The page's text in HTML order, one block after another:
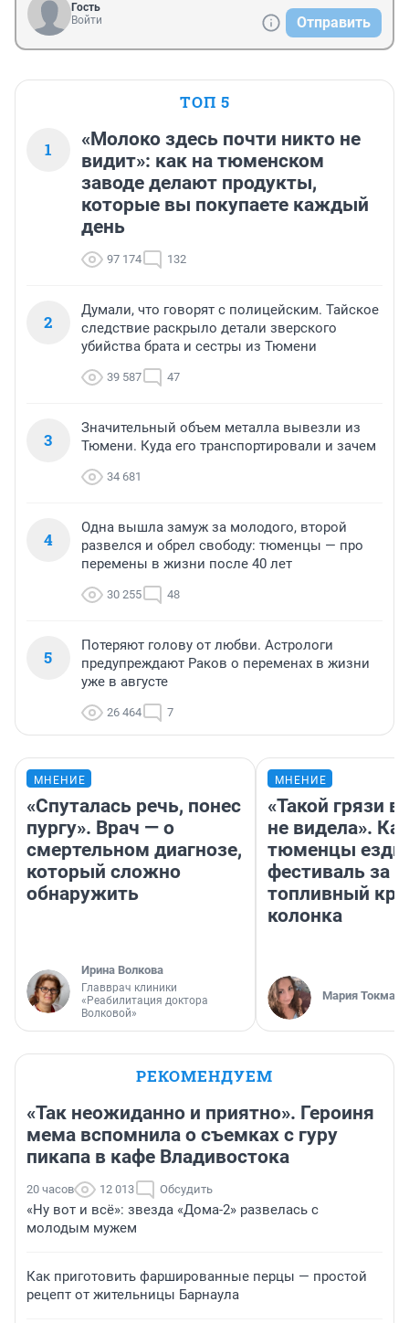
Гость
Войти
Отправить
ТОП 5
1
«Молоко здесь почти никто не
видит»: как на тюменском
заводе делают продукты,
которые вы покупаете каждый
день
97 174 132
2
Думали, что говорят с полицейским. Тайское
следствие раскрыло детали зверского
убийства брата и сестры из Тюмени
39 587 47
3
Значительный объем металла вывезли из
Тюмени. Куда его транспортировали и зачем
34 681
4
Одна вышла замуж за молодого, второй
развелся и обрел свободу: тюменцы — про
перемены в жизни после 40 лет
30 255 48
5
Потеряют голову от любви. Астрологи
предупреждают Раков о переменах в жизни
уже в августе
26 464 7
МНЕНИЕ
«Спуталась речь, понес
пургу». Врач — о
смертельном диагнозе,
который сложно
обнаружить
Ирина Волкова
Главврач клиники
«Реабилитация доктора
Волковой»
МНЕНИЕ
«Такой грязи
не видела».
тюменцы
фестиваль за
топливный
колонка
Мария
РЕКОМЕНДУЕМ
«Так неожиданно и приятно». Героиня
мема вспомнила о съемках с гуру
пикапа в кафе Владивостока
20 часов 12 013 Обсудить
«Ну вот и всё»: звезда «Дома-2» развелась с
молодым мужем
Как приготовить фаршированные перцы — простой
рецепт от жительницы Барнаула